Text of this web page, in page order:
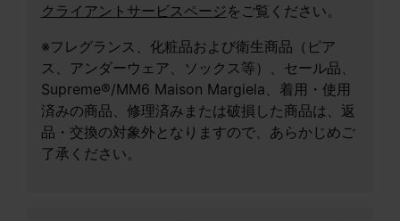
クライアントサービスページ をご覧ください。
※フレグランス、化粧品および衛生商品（ピア
ス、アンダーウェア、ソックス等）、セール品、
Supreme®/MM6 Maison Margiela、着用・使用
済みの商品、修理済みまたは破損した商品は、返
品・交換の対象外となりますので、あらかじめご
了承ください。